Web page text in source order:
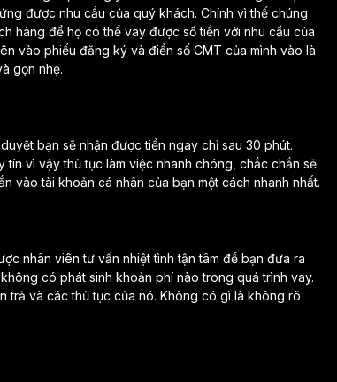
được nhu cầu của quý khách. Chính vì thế chúng
hàng để họ có thể vay được số tiền với nhu cầu của
vào phiếu đăng ký và điền số CMT của mình vào là
gọn nhẹ.
bạn sẽ nhận được tiền ngay chỉ sau 30 phút.
vì vậy thủ tục làm việc nhanh chóng, chắc chắn sẽ
vào tài khoản cá nhân của bạn một cách nhanh nhất.
nhân viên tư vấn nhiệt tình tận tâm để bạn đưa ra
có phát sinh khoản phí nào trong quá trình vay.
trả và các thủ tục của nó. Không có gì là không rõ